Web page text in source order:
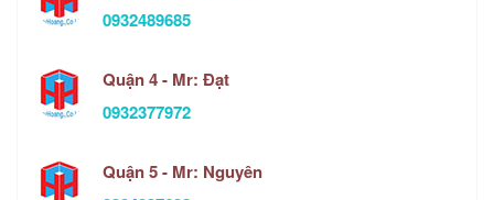
0932489685
Quận 4 - Mr: Đạt
0932377972
Quận 5 - Mr: Nguyên